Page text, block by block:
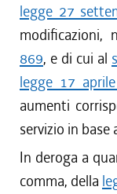
legge 27
modificazioni,
869, e di cui al
legge 17
aumenti
servizio in
In deroga a
comma, della